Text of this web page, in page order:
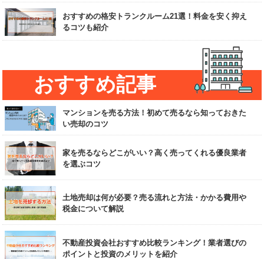
おすすめの格安トランクルーム21選！料金を安く抑え
るコツも紹介
おすすめ記事
マンションを売る方法！初めて売るなら知っておきた
い売却のコツ
家を売るならどこがいい？高く売ってくれる優良業者
を選ぶコツ
土地売却は何が必要？売る流れと方法・かかる費用や
税金について解説
不動産投資会社おすすめ比較ランキング！業者選びの
ポイントと投資のメリットを紹介